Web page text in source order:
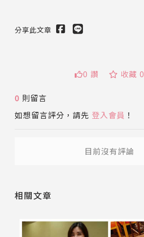
分享此文章
0 讚 收藏 0
0 則留言
如想留言評分，請先 登入會員 ！
目前沒有評論
相關文章